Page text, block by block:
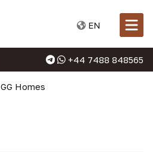
EN
+44 7488 848565
GG Homes